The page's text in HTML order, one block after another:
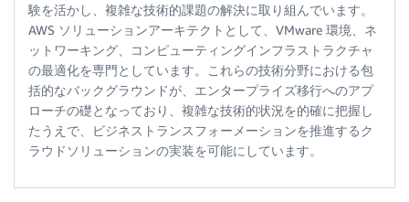
験を活かし、複雑な技術的課題の解決に取り組んでいます。
AWS ソリューションアーキテクトとして、VMware 環境、ネ
ットワーキング、コンピューティングインフラストラクチャ
の最適化を専門としています。これらの技術分野における包
括的なバックグラウンドが、エンタープライズ移行へのアプ
ローチの礎となっており、複雑な技術的状況を的確に把握し
たうえで、ビジネストランスフォーメーションを推進するク
ラウドソリューションの実装を可能にしています。